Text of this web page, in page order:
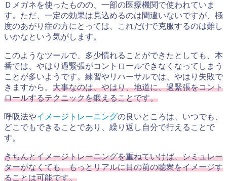
Ｄメガネを使ったものの、一部の医療機関で使われていま
す。ただ、一定の効果は見込めるのは間違いないですが、極
度のあがり症の方にとっては、これだけで克服するのは難し
いかなという気がします。
このようなツールで、多少慣れることができたとしても、本
番では、やはり過緊張がコントロールできなくなってしまう
ことが多いようです。練習やリハーサルでは、やはり失敗で
きますから。 大事なのは、やはり、地道に、過緊張をコント
ロールするテクニックを鍛えることです。
呼吸法やイメージトレーニングの良いところは、いつでも、
どこでもできることであり、繰り返し自分で行えることで
す。
きちんとイメージトレーニングを重ねていけば、シミュレー
ターがなくても、もっとリアルに目の前の聴衆をイメージす
ることは可能です。